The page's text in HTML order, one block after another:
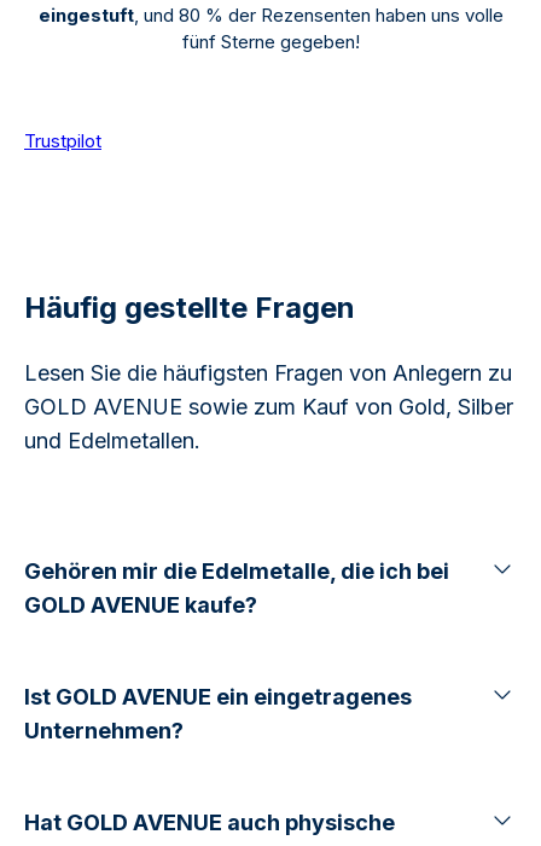
eingestuft, und 80 % der Rezensenten haben uns volle
fünf Sterne gegeben!
Trustpilot
Häufig gestellte Fragen
Lesen Sie die häufigsten Fragen von Anlegern zu
GOLD AVENUE sowie zum Kauf von Gold, Silber
und Edelmetallen.
Gehören mir die Edelmetalle, die ich bei
GOLD AVENUE kaufe?
Ist GOLD AVENUE ein eingetragenes
Unternehmen?
Hat GOLD AVENUE auch physische